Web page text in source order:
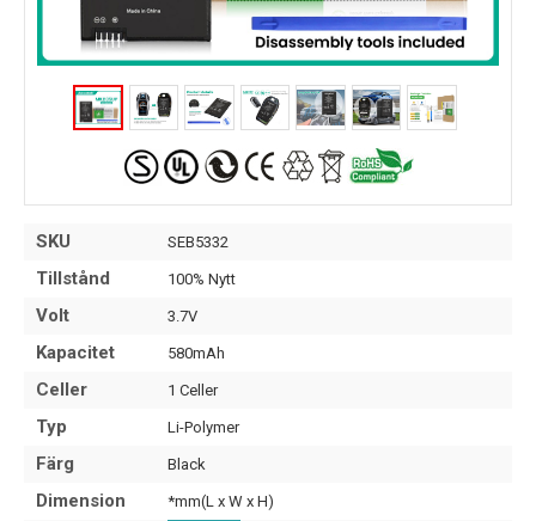
SKU SEB5332
Tillstånd 100% Nytt
Volt 3.7V
Kapacitet 580mAh
Celler 1 Celler
Typ Li-Polymer
Färg Black
Dimension *mm(L x W x H)